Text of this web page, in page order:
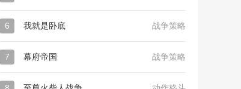
6 我就是卧底 战争策略
7 幕府帝国 战争策略